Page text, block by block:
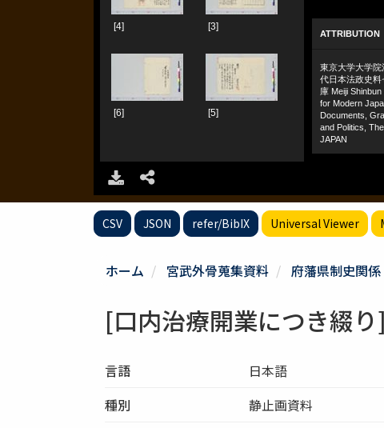
CSV JSON refer/BibIX Universal Viewer
ホーム 宮武外骨蒐集資料 府藩県制史関係
[口内治療開業につき綴り]
言語
日本語
種別
静止画資料